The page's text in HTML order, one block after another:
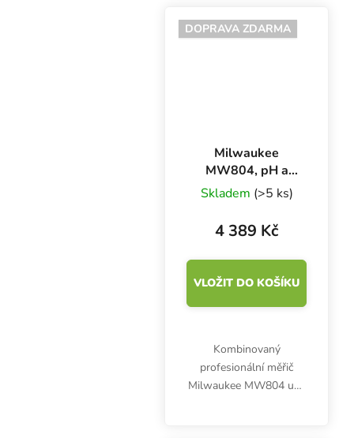
vyměnitelnou sondou a
přehledným duálním
DOPRAVA ZDARMA
Milwaukee
MW804, pH a
EC/TDS metr a
teploměr
Skladem (>5 ks)
4 389 Kč
VLOŽIT DO KOŠÍKU
Kombinovaný
profesionální měřič
Milwaukee MW804 umí